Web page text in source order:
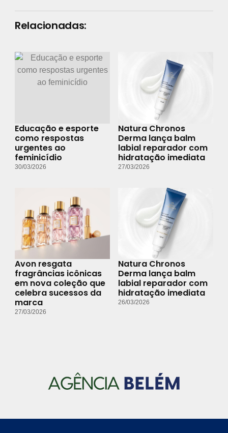
Relacionadas:
Educação e esporte
como respostas
urgentes ao
feminicídio
30/03/2026
Natura Chronos
Derma lança balm
labial reparador com
hidratação imediata
27/03/2026
Avon resgata
fragrâncias icônicas
em nova coleção que
celebra sucessos da
marca
27/03/2026
Natura Chronos
Derma lança balm
labial reparador com
hidratação imediata
26/03/2026